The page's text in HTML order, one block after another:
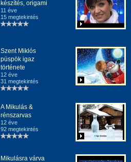
készítés, origami
11 éve
15 megtekintés
Szent Miklós
püspök igaz
története
12 éve
31 megtekintés
A Mikulás &
rénszarvas
12 éve
92 megtekintés
Mikulásra várva